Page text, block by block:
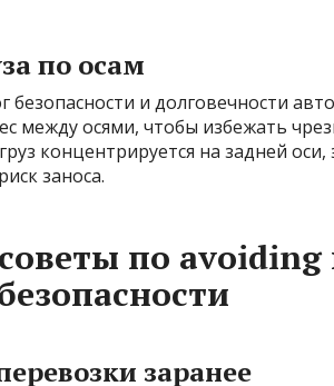
по осам
безопасности и долговечности
между осями, чтобы избежать
концентрируется на задней
заноса.
по avoiding
заранее